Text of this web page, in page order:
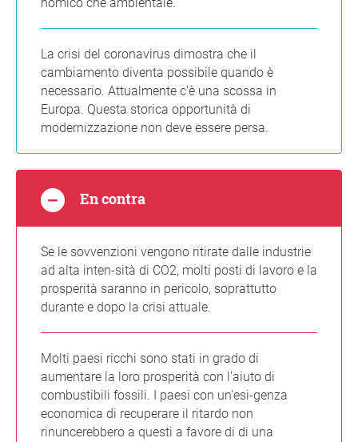
La crisi del coronavirus dimostra che il
cambiamento diventa possibile quando è
necessario. Attualmente c'è una scossa in
Europa. Questa storica opportunità di
modernizzazione non deve essere persa.
En contra
Se le sovvenzioni vengono ritirate dalle industrie
ad alta inten-sità di CO2, molti posti di lavoro e la
prosperità saranno in pericolo, soprattutto
durante e dopo la crisi attuale.
Molti paesi ricchi sono stati in grado di
aumentare la loro prosperità con l'aiuto di
combustibili fossili. I paesi con un'esi-genza
economica di recuperare il ritardo non
rinuncerebbero a questi a favore di di una